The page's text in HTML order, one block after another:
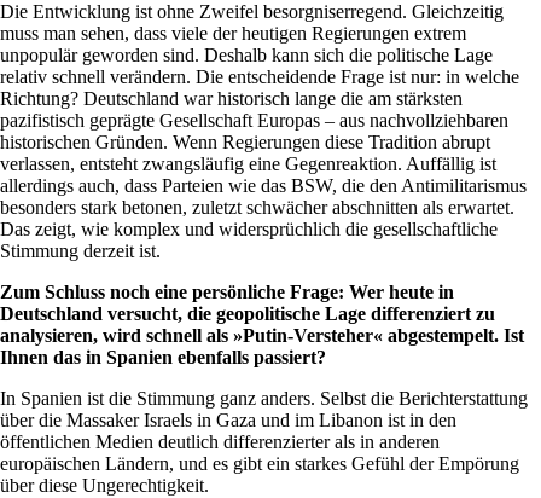
Die Entwicklung ist ohne Zweifel besorgniserregend. Gleichzeitig
muss man sehen, dass viele der heutigen Regierungen extrem
unpopulär geworden sind. Deshalb kann sich die politische Lage
relativ schnell verändern. Die entscheidende Frage ist nur: in welche
Richtung? Deutschland war historisch lange die am stärksten
pazifistisch geprägte Gesellschaft Europas – aus nachvollziehbaren
historischen Gründen. Wenn Regierungen diese Tradition abrupt
verlassen, entsteht zwangsläufig eine Gegenreaktion. Auffällig ist
allerdings auch, dass Parteien wie das BSW, die den Antimilitarismus
besonders stark betonen, zuletzt schwächer abschnitten als erwartet.
Das zeigt, wie komplex und widersprüchlich die gesellschaftliche
Stimmung derzeit ist.
Zum Schluss noch eine persönliche Frage: Wer heute in
Deutschland versucht, die geopolitische Lage differenziert zu
analysieren, wird schnell als »Putin-Versteher« abgestempelt. Ist
Ihnen das in Spanien ebenfalls passiert?
In Spanien ist die Stimmung ganz anders. Selbst die Berichterstattung
über die Massaker Israels in Gaza und im Libanon ist in den
öffentlichen Medien deutlich differenzierter als in anderen
europäischen Ländern, und es gibt ein starkes Gefühl der Empörung
über diese Ungerechtigkeit.